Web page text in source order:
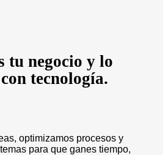
tu negocio y lo
tecnología.
optimizamos procesos y
para que ganes tiempo,